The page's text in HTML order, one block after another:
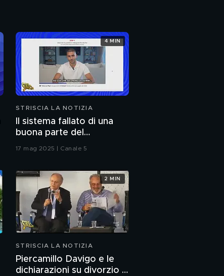
STRISCIA LA NOTIZIA
Il sistema fallato di una
buona parte del
giornalismo online: articoli
17 mag 2025 | Canale 5
4 MIN
STRISCIA LA NOTIZIA
Piercamillo Davigo e le
dichiarazioni su divorzio e
2 MIN